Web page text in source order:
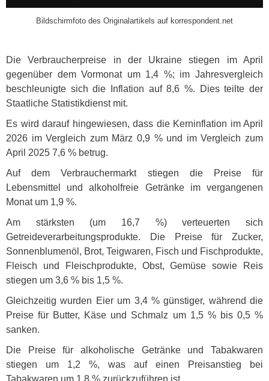
Bildschirmfoto des Originalartikels auf korrespondent.net
Die Verbraucherpreise in der Ukraine stiegen im April
gegenüber dem Vormonat um 1,4 %; im Jahresvergleich
beschleunigte sich die Inflation auf 8,6 %. Dies teilte der
Staatliche Statistikdienst mit.
Es wird darauf hingewiesen, dass die Kerninflation im April
2026 im Vergleich zum März 0,9 % und im Vergleich zum
April 2025 7,6 % betrug.
Auf dem Verbrauchermarkt stiegen die Preise für
Lebensmittel und alkoholfreie Getränke im vergangenen
Monat um 1,9 %.
Am stärksten (um 16,7 %) verteuerten sich
Getreideverarbeitungsprodukte. Die Preise für Zucker,
Sonnenblumenöl, Brot, Teigwaren, Fisch und Fischprodukte,
Fleisch und Fleischprodukte, Obst, Gemüse sowie Reis
stiegen um 3,6 % bis 1,5 %.
Gleichzeitig wurden Eier um 3,4 % günstiger, während die
Preise für Butter, Käse und Schmalz um 1,5 % bis 0,5 %
sanken.
Die Preise für alkoholische Getränke und Tabakwaren
stiegen um 1,2 %, was auf einen Preisanstieg bei
Tabakwaren um 1,8 % zurückzuführen ist.